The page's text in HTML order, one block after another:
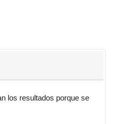
los resultados porque se